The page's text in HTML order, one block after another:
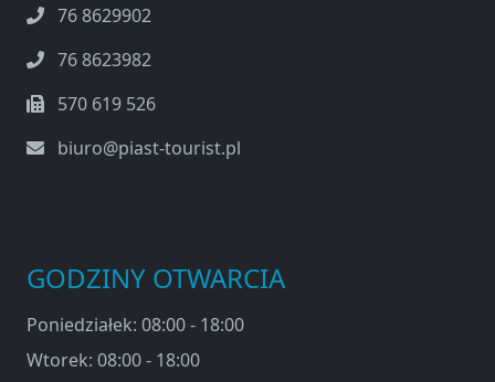
76 8629902
76 8623982
570 619 526
biuro@piast-tourist.pl
GODZINY OTWARCIA
Poniedziałek: 08:00 - 18:00
Wtorek: 08:00 - 18:00